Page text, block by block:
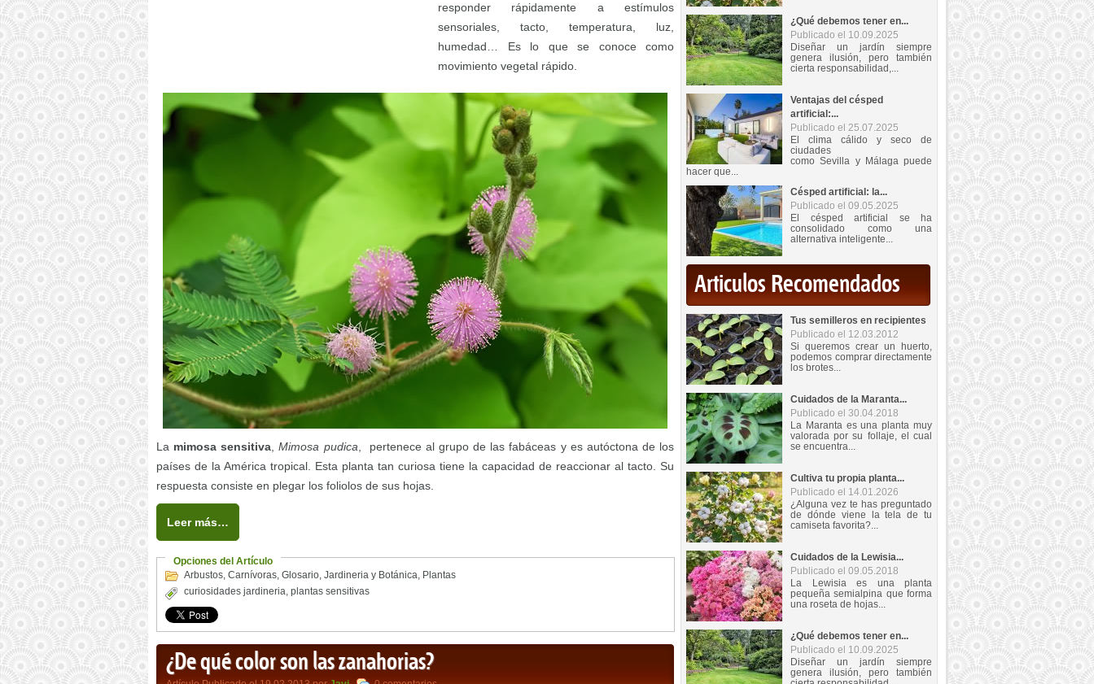
responder rápidamente a estímulos
sensoriales, tacto, temperatura, luz,
humedad… Es lo que se conoce como
movimiento vegetal rápido.
La mimosa sensitiva ,Mimosa pudica , pertenece al grupo de las fabáceas y es autóctona de los
países de la América tropical. Esta planta tan curiosa tiene la capacidad de reaccionar al tacto. Su
respuesta consiste en plegar los foliolos de sus hojas.
Leer más…
Opciones del Artículo
Arbustos, Carnívoras, Glosario, Jardineria y Botánica, Plantas
curiosidades jardineria, plantas sensitivas
¿De qué color son las zanahorias?
¿Qué debemos tener en...
Publicado el 10.09.2025
Diseñar un jardín siempre
genera ilusión, pero también
cierta responsabilidad,...
Ventajas del césped
artificial:...
Publicado el 25.07.2025
El clima cálido y seco de
ciudades
como Sevilla y Málaga puede
hacer que...
Césped artificial: la...
Publicado el 09.05.2025
El césped artificial se ha
consolidado como una
alternativa inteligente...
Articulos Recomendados
Tus semilleros en recipientes
Publicado el 12.03.2012
Si queremos crear un huerto,
podemos comprar directamente
los brotes...
Cuidados de la Maranta...
Publicado el 30.04.2018
La Maranta es una planta muy
valorada por su follaje, el cual
se encuentra...
Cultiva tu propia planta...
Publicado el 14.01.2026
¿Alguna vez te has preguntado
de dónde viene la tela de tu
camiseta favorita?...
Cuidados de la Lewisia...
Publicado el 09.05.2018
La Lewisia es una planta
pequeña semialpina que forma
una roseta de hojas...
¿Qué debemos tener en...
Publicado el 10.09.2025
Diseñar un jardín siempre
genera ilusión, pero también